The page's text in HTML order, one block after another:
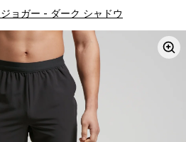
ョガー - ダーク シャドウ